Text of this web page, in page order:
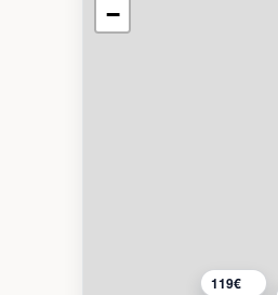
119€
−